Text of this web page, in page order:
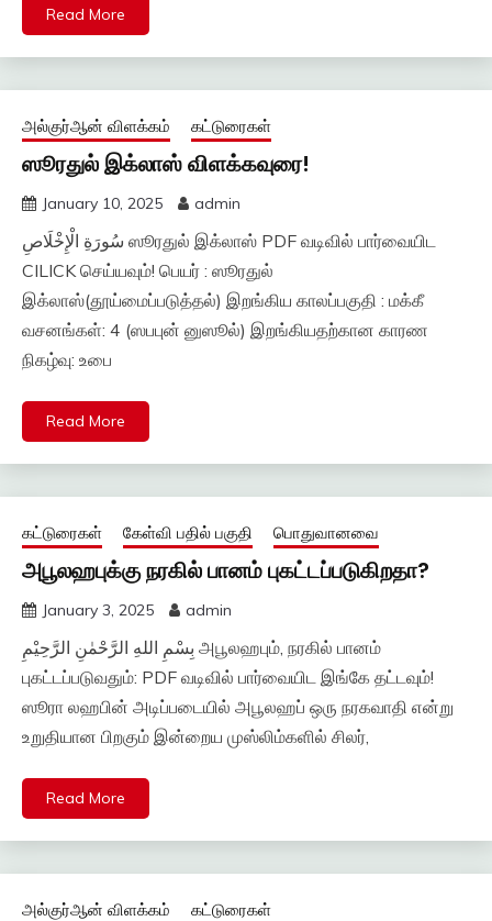
Read More
அல்குர்ஆன் விளக்கம் கட்டுரைகள்
ஸூரதுல் இக்லாஸ் விளக்கவுரை!
January 10, 2025 admin
سُورَةِ الْإِخْلَاصِ ஸூரதுல் இக்லாஸ் PDF வடிவில் பார்வையிட
CILICK செய்யவும்! பெயர் : ஸூரதுல்
இக்லாஸ்(தூய்மைப்படுத்தல்) இறங்கிய காலப்பகுதி : மக்கீ
வசனங்கள்: 4 (ஸபபுன் னுஸூல்) இறங்கியதற்கான காரண
நிகழ்வு: உபை
Read More
கட்டுரைகள் கேள்வி பதில் பகுதி பொதுவானவை
அபூலஹபுக்கு நரகில் பானம் புகட்டப்படுகிறதா?
January 3, 2025 admin
بِسْمِ اللهِ الرَّحْمٰنِ الرَّحِيْمِ அபூலஹபும், நரகில் பானம்
புகட்டப்படுவதும்: PDF வடிவில் பார்வையிட இங்கே தட்டவும்!
ஸூரா லஹபின் அடிப்படையில் அபூலஹப் ஒரு நரகவாதி என்று
உறுதியான பிறகும் இன்றைய முஸ்லிம்களில் சிலர்,
Read More
அல்குர்ஆன் விளக்கம் கட்டுரைகள்